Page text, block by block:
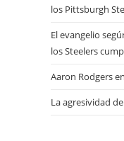
los Pittsburgh
El evangelio
los Steelers
Aaron Rodgers
La agresividad